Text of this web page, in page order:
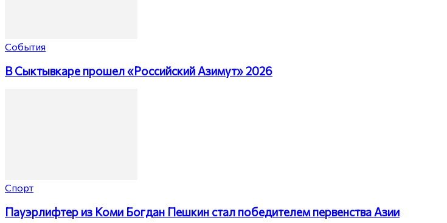
События
В Сыктывкаре прошел «Российский Азимут» 2026
Спорт
Пауэрлифтер из Коми Богдан Пешкин стал победителем первенства Азии